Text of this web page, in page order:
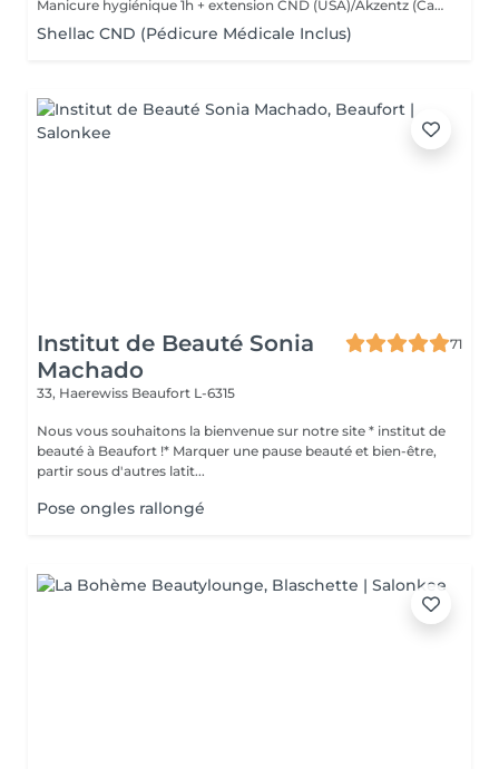
Manicure hygiénique 1h + extension CND (USA)/Akzentz (Canada)1h30
Shellac CND (Pédicure Médicale Inclus)
Institut de Beauté Sonia
Machado
71
33, Haerewiss Beaufort L-6315
Nous vous souhaitons la bienvenue sur notre site * institut de
beauté à Beaufort !* Marquer une pause beauté et bien-être,
partir sous d'autres latit...
Pose ongles rallongé